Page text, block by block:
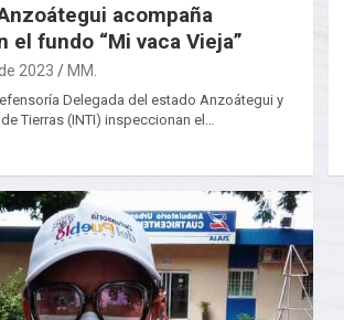
acompaña
el fundo “Mi vaca Vieja”
2023 MM.
Delegada del estado Anzoátegui y
Tierras (INTI) inspeccionan el…